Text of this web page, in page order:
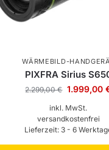
WÄRMEBILD-
PIXFRA Sirius
2.299,00€ 1.999,00
inkl. MwSt.
versandkostenfrei
Lieferzeit: 3 - 6